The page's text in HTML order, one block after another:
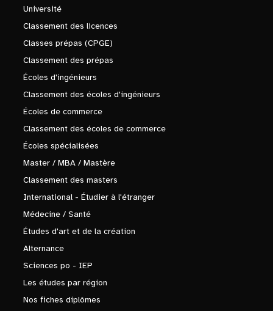
Université
Classement des licences
Classes prépas (CPGE)
Classement des prépas
Écoles d'ingénieurs
Classement des écoles d'ingénieurs
Écoles de commerce
Classement des écoles de commerce
Écoles spécialisées
Master / MBA / Mastère
Classement des masters
International - Étudier à l'étranger
Médecine / Santé
Études d'art et de la création
Alternance
Sciences po - IEP
Les études par région
Nos fiches diplômes